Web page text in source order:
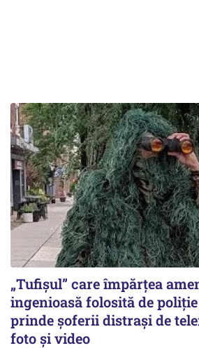
„Tufișul” care împărțea
ingenioasă folosită de
prinde șoferii distrași de
foto și video